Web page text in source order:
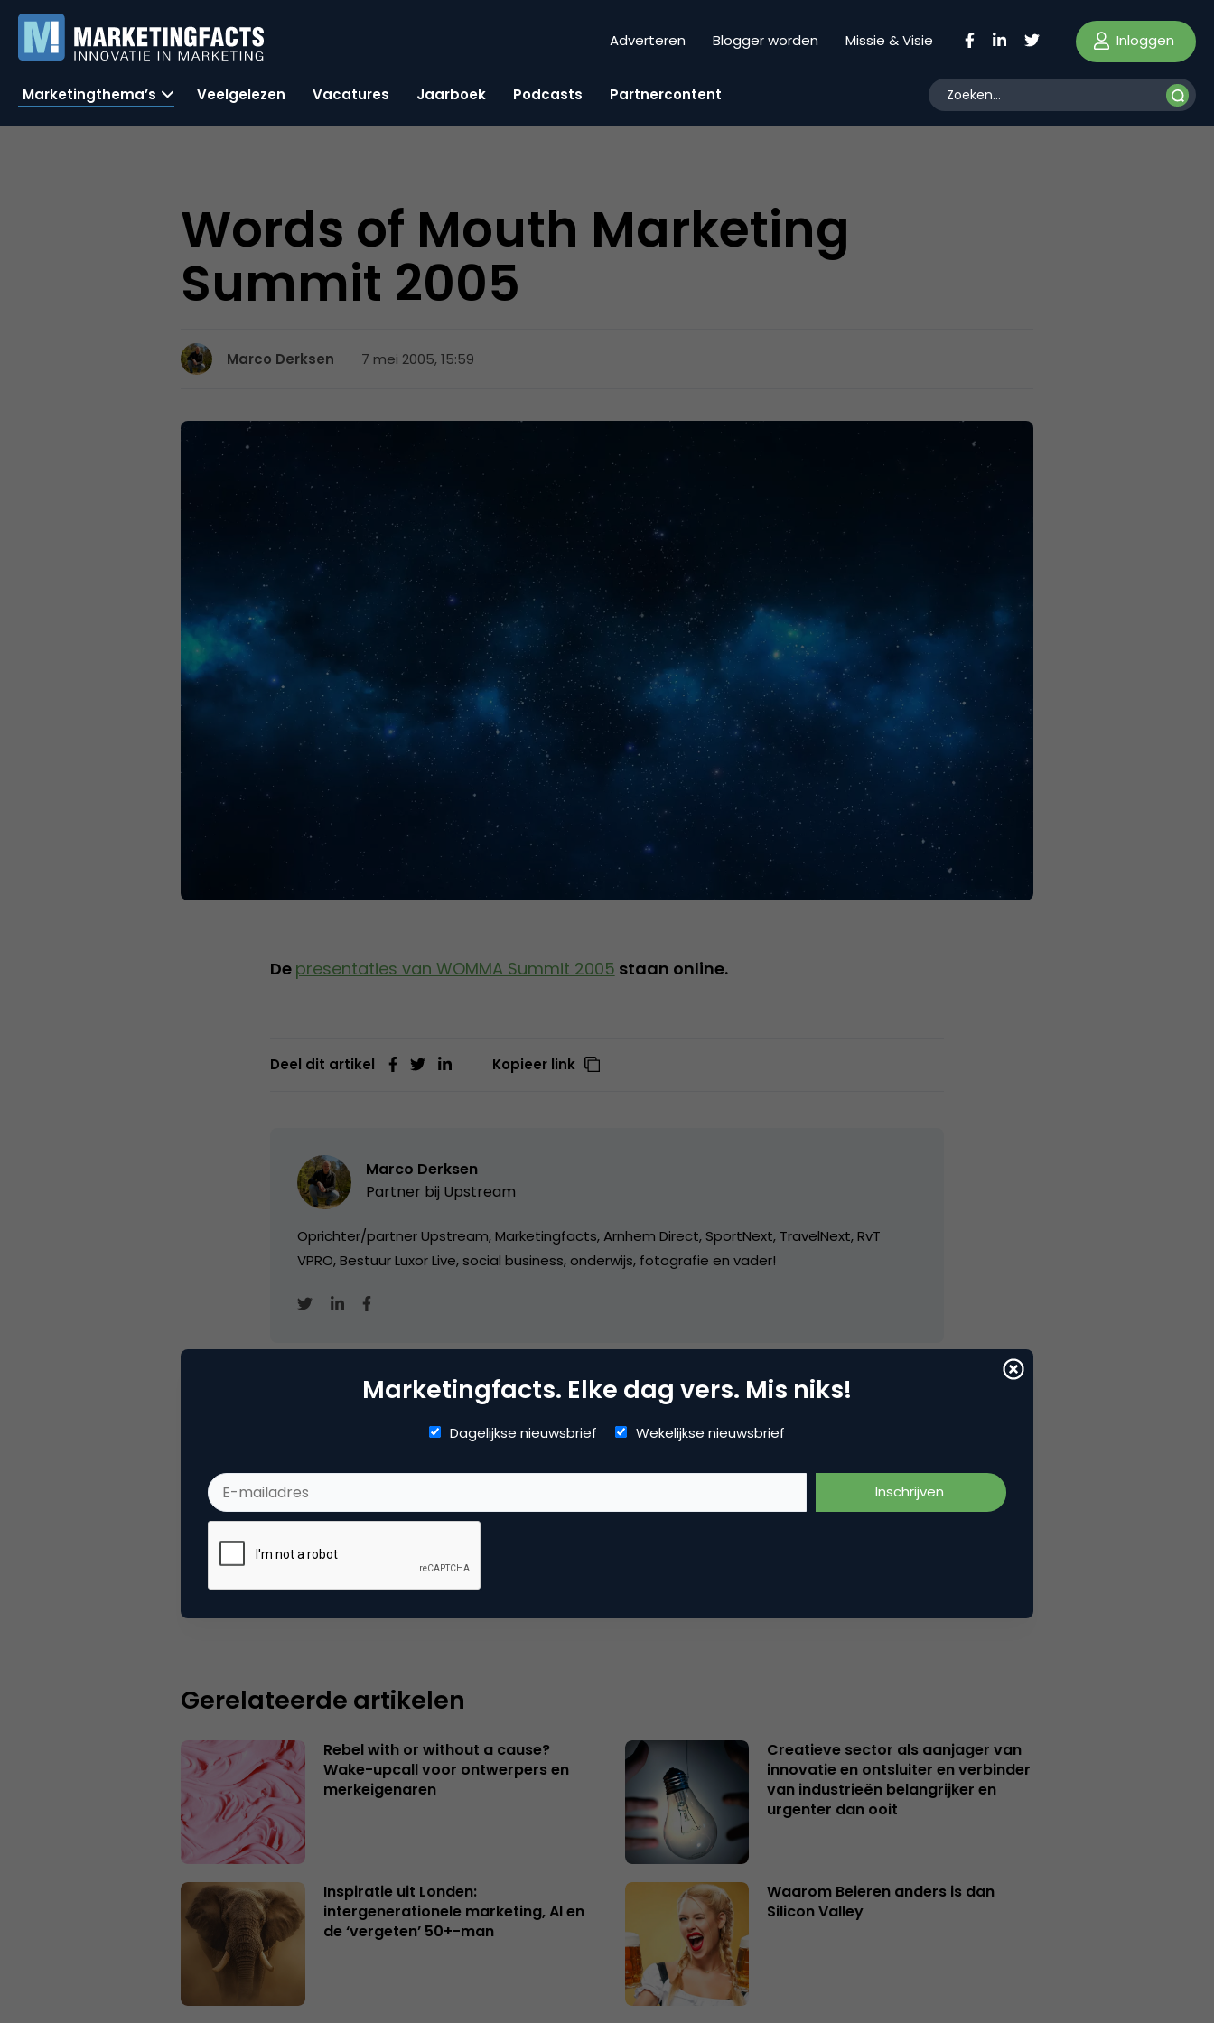
Adverteren Blogger worden Missie & Visie Inloggen
Marketingthema’s Veelgelezen Vacatures Jaarboek Podcasts Partnercontent
Words of Mouth Marketing
Summit 2005
Marco Derksen 7 mei 2005, 15:59
De presentaties van WOMMA Summit 2005 staan online.
Deel dit artikel Kopieer link
Marco Derksen
Partner bij Upstream
Oprichter/partner Upstream, Marketingfacts, Arnhem Direct, SportNext, TravelNext, RvT
VPRO, Bestuur Luxor Live, social business, onderwijs, fotografie en vader!
Plaats reactie
Gerelateerde artikelen
Rebel with or without a cause?
Wake-upcall voor ontwerpers en
merkeigenaren
Creatieve sector als aanjager van
innovatie en ontsluiter en verbinder
van industrieën belangrijker en
urgenter dan ooit
Inspiratie uit Londen:
intergenerationele marketing, AI en
de ‘vergeten’ 50+-man
Waarom Beieren anders is dan
Silicon Valley
Marketingfacts. Elke dag vers. Mis niks!
Dagelijkse nieuwsbrief Wekelijkse nieuwsbrief